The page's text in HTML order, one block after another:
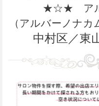
★☆★ アル
（アルバーノナ
中村区／東